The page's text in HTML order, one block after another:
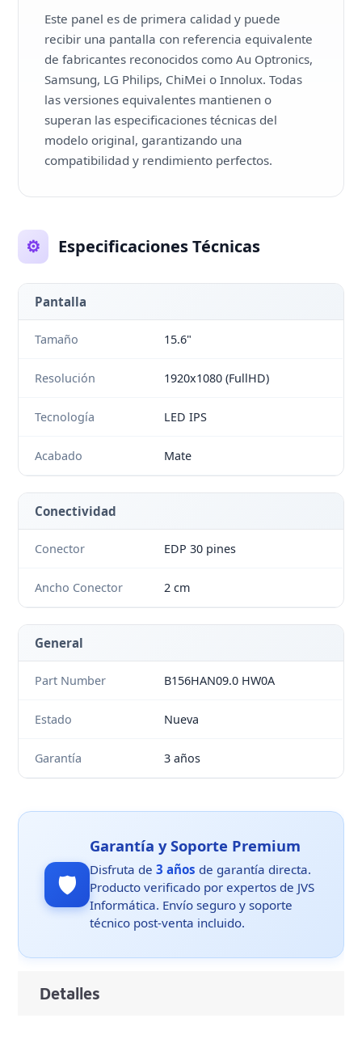
Este panel es de primera calidad y puede
recibir una pantalla con referencia equivalente
de fabricantes reconocidos como Au Optronics,
Samsung, LG Philips, ChiMei o Innolux. Todas
las versiones equivalentes mantienen o
superan las especificaciones técnicas del
modelo original, garantizando una
compatibilidad y rendimiento perfectos.
⚙️ Especificaciones Técnicas
Pantalla
Tamaño 15.6"
Resolución 1920x1080 (FullHD)
Tecnología LED IPS
Acabado Mate
Conectividad
Conector EDP 30 pines
Ancho Conector 2 cm
General
Part Number B156HAN09.0 HW0A
Estado Nueva
Garantía 3 años
🛡️
Garantía y Soporte Premium
Disfruta de3 años de garantía directa.
Producto verificado por expertos de JVS
Informática. Envío seguro y soporte
técnico post-venta incluido.
Detalles